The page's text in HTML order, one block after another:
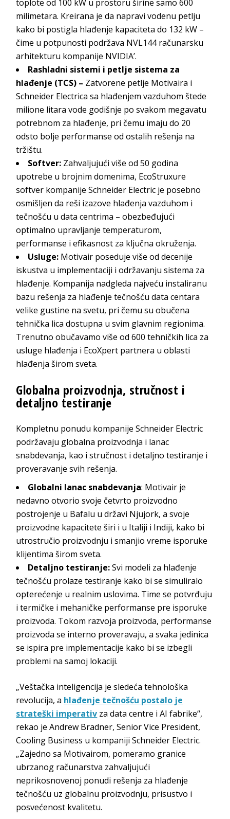
toplote od 100 kW u prostoru širine samo 600
milimetara. Kreirana je da napravi vodenu petlju
kako bi postigla hlađenje kapaciteta do 132 kW –
čime u potpunosti podržava NVL144 računarsku
arhitekturu kompanije NVIDIA’.
Rashladni sistemi i petlje sistema za
hlađenje (TCS) – Zatvorene petlje Motivaira i
Schneider Electrica sa hlađenjem vazduhom štede
milione litara vode godišnje po svakom megavatu
potrebnom za hlađenje, pri čemu imaju do 20
odsto bolje performanse od ostalih rešenja na
tržištu.
Softver: Zahvaljujući više od 50 godina
upotrebe u brojnim domenima, EcoStruxure
softver kompanije Schneider Electric je posebno
osmišljen da reši izazove hlađenja vazduhom i
tečnošću u data centrima – obezbeđujući
optimalno upravljanje temperaturom,
performanse i efikasnost za ključna okruženja.
Usluge: Motivair poseduje više od decenije
iskustva u implementaciji i održavanju sistema za
hlađenje. Kompanija nadgleda najveću instaliranu
bazu rešenja za hlađenje tečnošću data centara
velike gustine na svetu, pri čemu su obučena
tehnička lica dostupna u svim glavnim regionima.
Trenutno obučavamo više od 600 tehničkih lica za
usluge hlađenja i EcoXpert partnera u oblasti
hlađenja širom sveta.
Globalna proizvodnja, stručnost i
detaljno testiranje
Kompletnu ponudu kompanije Schneider Electric
podržavaju globalna proizvodnja i lanac
snabdevanja, kao i stručnost i detaljno testiranje i
proveravanje svih rešenja.
Globalni lanac snabdevanja: Motivair je
nedavno otvorio svoje četvrto proizvodno
postrojenje u Bafalu u državi Njujork, a svoje
proizvodne kapacitete širi i u Italiji i Indiji, kako bi
utrostručio proizvodnju i smanjio vreme isporuke
klijentima širom sveta.
Detaljno testiranje:Svi modeli za hlađenje
tečnošću prolaze testiranje kako bi se simuliralo
opterećenje u realnim uslovima. Time se potvrđuju
i termičke i mehaničke performanse pre isporuke
proizvoda. Tokom razvoja proizvoda, performanse
proizvoda se interno proveravaju, a svaka jedinica
se ispira pre implementacije kako bi se izbegli
problemi na samoj lokaciji.
„Veštačka inteligencija je sledeća tehnološka
revolucija, a hlađenje tečnošću postalo je
strateški imperativ za data centre i AI fabrike“,
rekao je Andrew Bradner, Senior Vice President,
Cooling Business u kompaniji Schneider Electric.
„Zajedno sa Motivairom, pomeramo granice
ubrzanog računarstva zahvaljujući
neprikosnovenoj ponudi rešenja za hlađenje
tečnošću uz globalnu proizvodnju, prisustvo i
posvećenost kvalitetu.